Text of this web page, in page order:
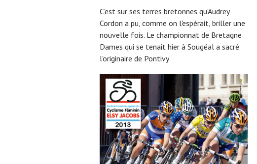
C'est sur ses terres bretonnes qu'Audrey
Cordon a pu, comme on l'espérait, briller une
nouvelle fois. Le championnat de Bretagne
Dames qui se tenait hier à Sougéal a sacré
l'originaire de Pontivy